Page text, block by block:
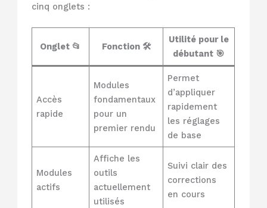
cinq onglets :
Onglet 📂 Fonction 🛠️
Utilité pour le
débutant 🎯
Accès
rapide
Modules
fondamentaux
pour un
premier rendu
Permet
d’appliquer
rapidement
les réglages
de base
Modules
actifs
Affiche les
outils
actuellement
utilisés
Suivi clair des
corrections
en cours